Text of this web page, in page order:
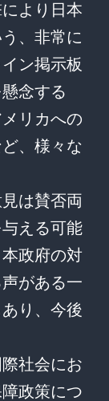
より日本
、非常に
ン掲示板
念する
リカへの
、様々な
は賛否両
える可能
政府の対
がある一
り、今後
社会にお
政策につ